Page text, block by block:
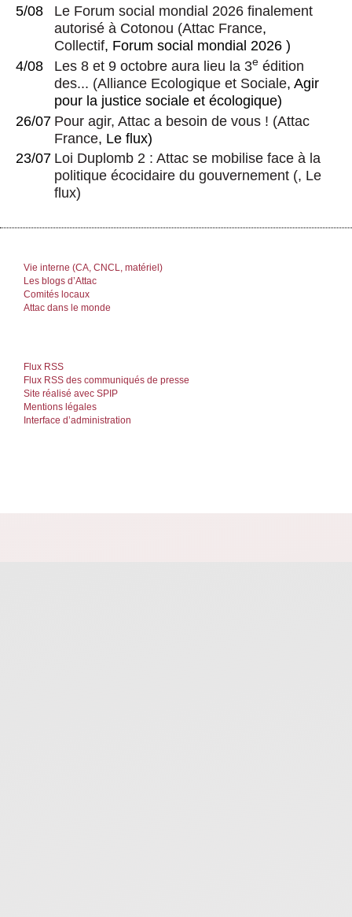
5/08
Le Forum social mondial 2026 finalement
autorisé à Cotonou (Attac France,
Collectif, Forum social mondial 2026 )
4/08
Les 8 et 9 octobre aura lieu la 3e édition
des... (Alliance Ecologique et Sociale, Agir
pour la justice sociale et écologique)
26/07 Pour agir, Attac a besoin de vous ! (Attac
France, Le flux)
23/07 Loi Duplomb 2 : Attac se mobilise face à la
politique écocidaire du gouvernement (, Le
flux)
Vie interne (CA, CNCL, matériel)
Les blogs d’Attac
Comités locaux
Attac dans le monde
Flux RSS
Flux RSS des communiqués de presse
Site réalisé avec SPIP
Mentions légales
Interface d’administration